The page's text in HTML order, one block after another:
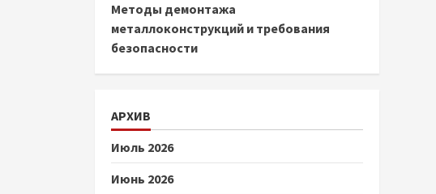
Методы демонтажа
металлоконструкций и требования
безопасности
АРХИВ
Июль 2026
Июнь 2026